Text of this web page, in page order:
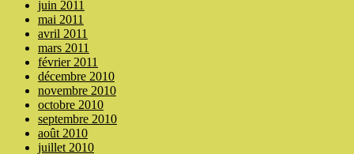
juin 2011
mai 2011
avril 2011
mars 2011
février 2011
décembre 2010
novembre 2010
octobre 2010
septembre 2010
août 2010
juillet 2010